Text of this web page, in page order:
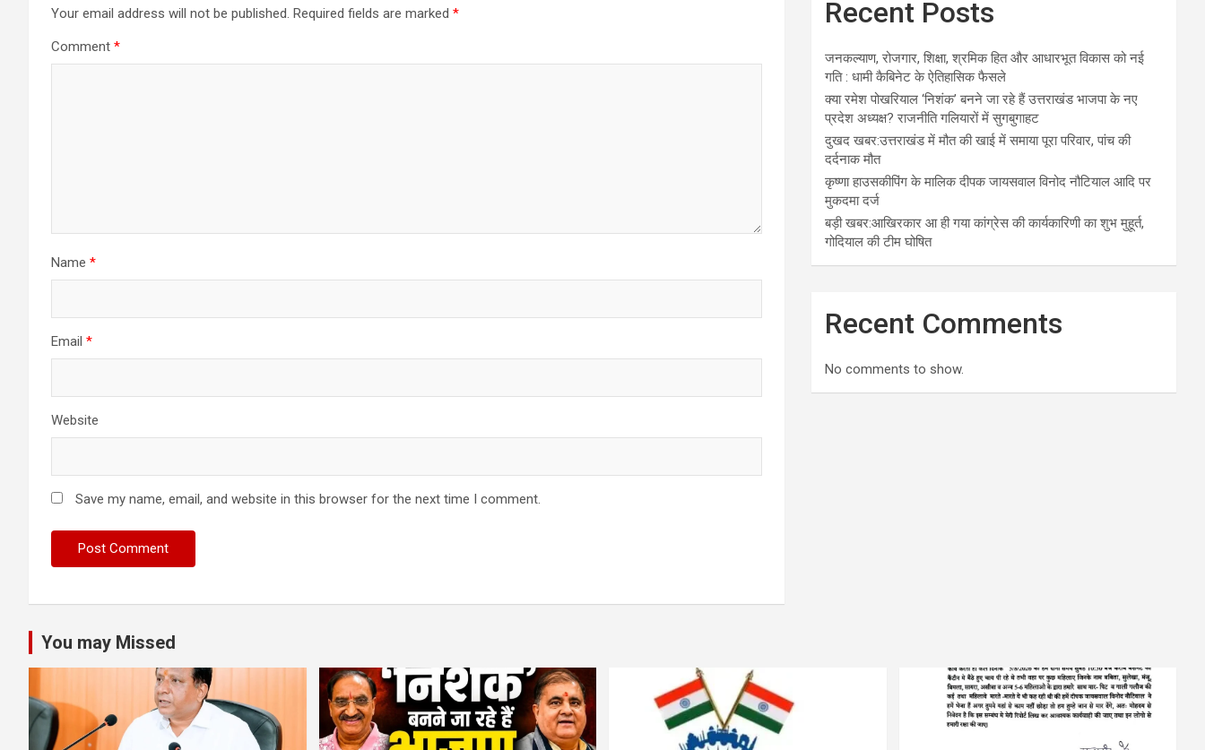
Your email address will not be published. Required fields are marked *
Comment *
Name *
Email *
Website
Save my name, email, and website in this browser for the next time I comment.
Recent Posts
जनकल्याण, रोजगार, शिक्षा, श्रमिक हित और आधारभूत विकास को नई
गति : धामी कैबिनेट के ऐतिहासिक फैसले
क्या रमेश पोखरियाल ‘निशंक’ बनने जा रहे हैं उत्तराखंड भाजपा के नए
प्रदेश अध्यक्ष? राजनीति गलियारों में सुगबुगाहट
दुखद खबर:उत्तराखंड में मौत की खाई में समाया पूरा परिवार, पांच की
दर्दनाक मौत
कृष्णा हाउसकीपिंग के मालिक दीपक जायसवाल विनोद नौटियाल आदि पर
मुकदमा दर्ज
बड़ी खबर:आखिरकार आ ही गया कांग्रेस की कार्यकारिणी का शुभ मुहूर्त,
गोदियाल की टीम घोषित
Recent Comments
No comments to show.
You may Missed